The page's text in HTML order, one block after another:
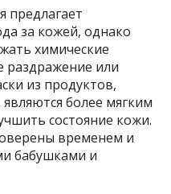
предлагает
за кожей, однако
химические
или
из продуктов,
более мягким
состояние кожи.
временем и
бабушками и